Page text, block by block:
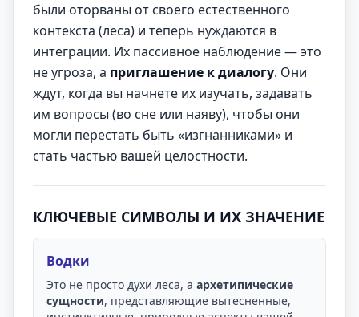
были оторваны от своего естественного
контекста (леса) и теперь нуждаются в
интеграции. Их пассивное наблюдение — это
не угроза, а приглашение к диалогу. Они
ждут, когда вы начнете их изучать, задавать
им вопросы (во сне или наяву), чтобы они
могли перестать быть «изгнанниками» и
стать частью вашей целостности.
КЛЮЧЕВЫЕ СИМВОЛЫ И ИХ ЗНАЧЕНИЕ
Водки
Это не просто духи леса, а архетипические
сущности, представляющие вытесненные,